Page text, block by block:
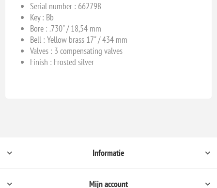
Serial number : 662798
Key : Bb
Bore : .730" / 18,54 mm
Bell : Yellow brass 17" / 434 mm
Valves : 3 compensating valves
Finish : Frosted silver
Informatie
Mijn account